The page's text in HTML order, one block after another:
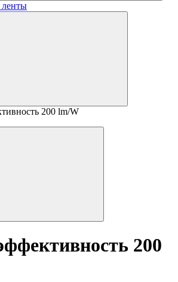
200 lm/W
200